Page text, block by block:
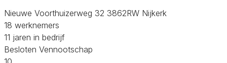
Nieuwe Voorthuizerweg 32 3862RW Nijkerk
18 werknemers
11 jaren in bedrijf
Besloten Vennootschap